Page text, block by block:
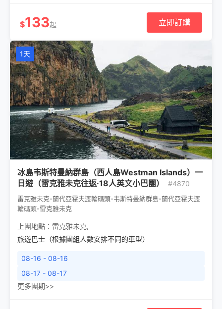
$133起 立即訂購
1天
冰島韦斯特曼納群島（西人島Westman Islands）一
日遊（雷克雅未克往返·18人英文小巴團）
#4870
雷克雅未克-蘭代亞霍夫渡輪碼頭-韦斯特曼納群島-蘭代亞霍夫渡
輪碼頭-雷克雅未克
上團地點： 雷克雅未克,
旅遊巴士（根據團組人數安排不同的車型）
08-16 - 08-16
08-17 - 08-17
更多團期>>